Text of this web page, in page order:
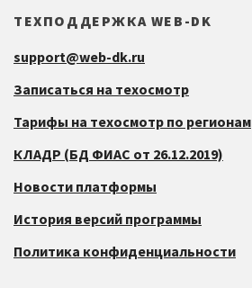
ТЕХПОДДЕРЖКА WEB-DK
support@web-dk.ru
Записаться на техосмотр
Тарифы на техосмотр по регионам
КЛАДР (БД ФИАС от 26.12.2019)
Новости платформы
История версий программы
Политика конфиденциальности